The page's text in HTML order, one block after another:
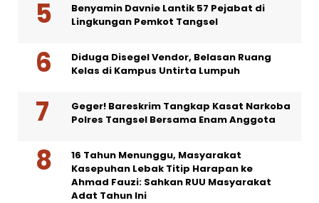
Benyamin Davnie Lantik 57 Pejabat di
Lingkungan Pemkot Tangsel
Diduga Disegel Vendor, Belasan Ruang
Kelas di Kampus Untirta Lumpuh
Geger! Bareskrim Tangkap Kasat Narkoba
Polres Tangsel Bersama Enam Anggota
16 Tahun Menunggu, Masyarakat
Kasepuhan Lebak Titip Harapan ke
Ahmad Fauzi: Sahkan RUU Masyarakat
Adat Tahun Ini